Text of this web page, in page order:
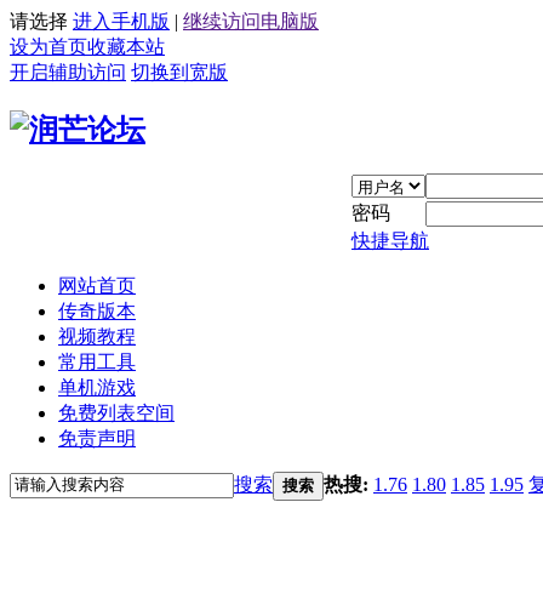
请选择 进入手机版 | 继续访问电脑版
设为首页收藏本站
开启辅助访问 切换到宽版
密码
快捷导航
网站首页
传奇版本
视频教程
常用工具
单机游戏
免费列表空间
免责声明
搜索 搜索 热搜: 1.76 1.80 1.85 1.95